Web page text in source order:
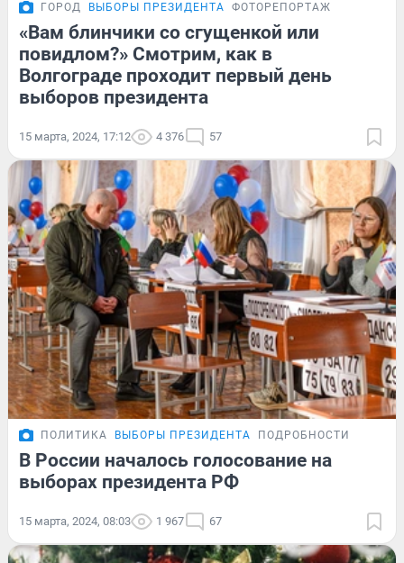
ГОРОД ВЫБОРЫ ПРЕЗИДЕНТА ФОТОРЕПОРТАЖ
«Вам блинчики со сгущенкой или
повидлом?» Смотрим, как в
Волгограде проходит первый день
выборов президента
15 марта, 2024, 17:12 4 376 57
ПОЛИТИКА ВЫБОРЫ ПРЕЗИДЕНТА ПОДРОБНОСТИ
В России началось голосование на
выборах президента РФ
15 марта, 2024, 08:03 1 967 67